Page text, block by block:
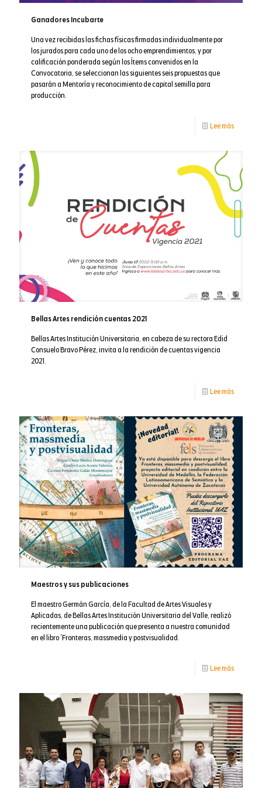
Ganadores Incubarte
Una vez recibidas las fichas físicas firmadas individualmente por
los jurados para cada uno de los ocho emprendimientos, y por
calificación ponderada según los Ítems convenidos en la
Convocatoria, se seleccionan las siguientes seis propuestas que
pasarán a Mentoría y reconocimiento de capital semilla para
producción.
Lee más-
Bellas Artes rendición cuentas 2021
Bellas Artes Institución Universitaria, en cabeza de su rectora Edid
Consuelo Bravo Pérez, invita a la rendición de cuentas vigencia
2021.
Lee más-
Artes
rendición
cuentas
2021
Maestros y sus publicaciones
El maestro Germán García, de la Facultad de Artes Visuales y
Aplicadas, de Bellas Artes Institución Universitaria del Valle, realizó
recientemente una publicación que presenta a nuestra comunidad
en el libro ´Fronteras, massmedia y postvisualidad.
Lee más-
y
sus